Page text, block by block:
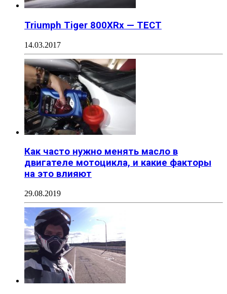
Triumph Tiger 800XRx — ТЕСТ
14.03.2017
Как часто нужно менять масло в
двигателе мотоцикла, и какие факторы
на это влияют
29.08.2019